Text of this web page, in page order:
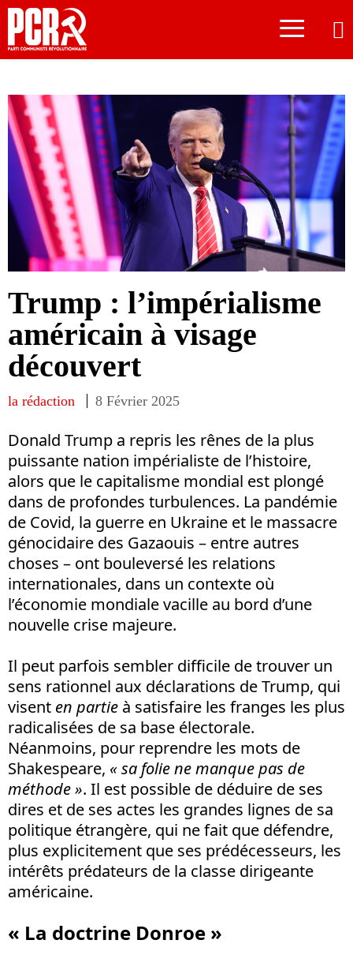
≡
Trump : l’impérialisme
américain à visage
découvert
la rédaction 8 Février 2025
Donald Trump a repris les rênes de la plus
puissante nation impérialiste de l’histoire,
alors que le capitalisme mondial est plongé
dans de profondes turbulences. La pandémie
de Covid, la guerre en Ukraine et le massacre
génocidaire des Gazaouis – entre autres
choses – ont bouleversé les relations
internationales, dans un contexte où
l’économie mondiale vacille au bord d’une
nouvelle crise majeure.
Il peut parfois sembler difficile de trouver un
sens rationnel aux déclarations de Trump, qui
visent en partie à satisfaire les franges les plus
radicalisées de sa base électorale.
Néanmoins, pour reprendre les mots de
Shakespeare, « sa folie ne manque pas de
méthode ». Il est possible de déduire de ses
dires et de ses actes les grandes lignes de sa
politique étrangère, qui ne fait que défendre,
plus explicitement que ses prédécesseurs, les
intérêts prédateurs de la classe dirigeante
américaine.
« La doctrine Donroe »